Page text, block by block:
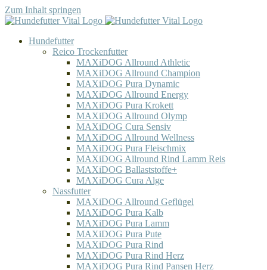
Zum Inhalt springen
Hundefutter
Reico Trockenfutter
MAXiDOG Allround Athletic
MAXiDOG Allround Champion
MAXiDOG Pura Dynamic
MAXiDOG Allround Energy
MAXiDOG Pura Krokett
MAXiDOG Allround Olymp
MAXiDOG Cura Sensiv
MAXiDOG Allround Wellness
MAXiDOG Pura Fleischmix
MAXiDOG Allround Rind Lamm Reis
MAXiDOG Ballaststoffe+
MAXiDOG Cura Alge
Nassfutter
MAXiDOG Allround Geflügel
MAXiDOG Pura Kalb
MAXiDOG Pura Lamm
MAXiDOG Pura Pute
MAXiDOG Pura Rind
MAXiDOG Pura Rind Herz
MAXiDOG Pura Rind Pansen Herz